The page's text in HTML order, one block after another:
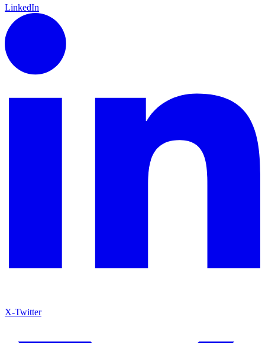
LinkedIn
X-Twitter